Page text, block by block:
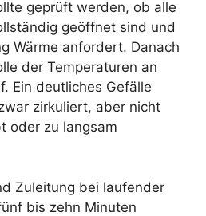
geprüft werden, ob alle
geöffnet sind und
Wärme anfordert. Danach
der Temperaturen an
Ein deutliches Gefälle
zirkuliert, aber nicht
oder zu langsam
Zuleitung bei laufender
bis zehn Minuten